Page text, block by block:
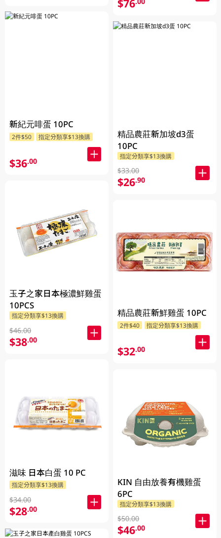
新紀元啡蛋 10PC
2件$50 指定分類享$13換購
$36.00
玉子之家日本極濃鮮雞蛋
10PCS
指定分類享$13換購
$46.00
$38.00
滋味 日本白蛋 10 PC
指定分類享$13換購
$34.00
$28.00
$76
精品農莊新加坡d3蛋
10PC
指定分類享$13換購
$33.00
$26.90
精品農莊新鮮雞蛋 10PC
2件$40 指定分類享$13換購
$32.00
KIN 自由放養有機雞蛋
6PC
指定分類享$13換購
$50.00
$46.00